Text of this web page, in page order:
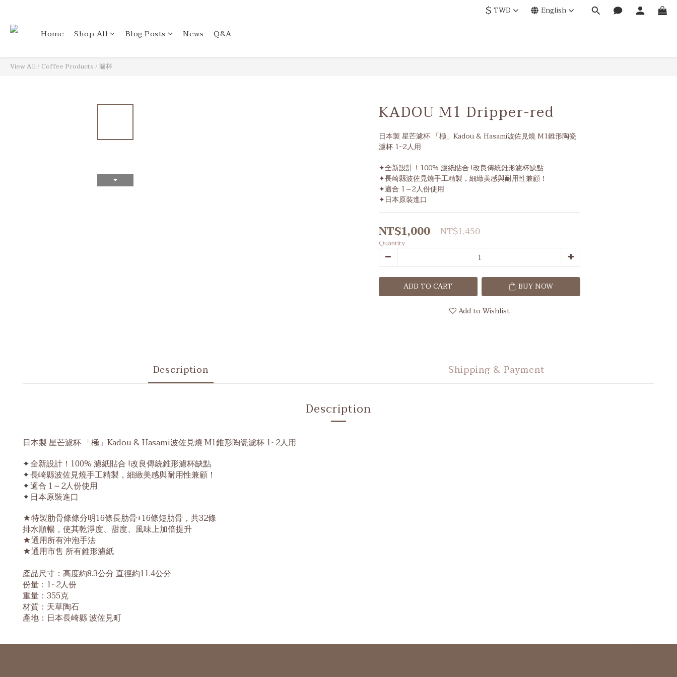
$ TWD English
Home Shop All Blog Posts News Q&A
View All/ Coffee Products/濾杯
KADOU M1 Dripper-red
日本製 星芒濾杯 「極」Kadou & Hasami波佐見燒 M1錐形陶瓷
濾杯 1~2人用
✦全新設計！100% 濾紙貼合 !改良傳統錐形濾杯缺點
✦長崎縣波佐見燒手工精製，細緻美感與耐用性兼顧！
✦適合 1～2人份使用
✦日本原裝進口
NT$1,000 NT$1,450
Quantity
ADD TO CART BUY NOW
Add to Wishlist
Description Shipping & Payment
Description
日本製 星芒濾杯 「極」Kadou & Hasami波佐見燒 M1錐形陶瓷濾杯 1~2人用
✦全新設計！100% 濾紙貼合 !改良傳統錐形濾杯缺點
✦長崎縣波佐見燒手工精製，細緻美感與耐用性兼顧！
✦適合 1～2人份使用
✦ 日本原裝進口
★特製肋骨條條分明16條長肋骨+16條短肋骨，共32條
排水順暢，使其乾淨度、甜度、風味上加倍提升
★通用所有沖泡手法
★通用市售 所有錐形濾紙
產品尺寸：高度約8.3公分 直徑約11.4公分
份量：1~2人份
重量：355克
材質：天草陶石
產地：日本長崎縣 波佐見町